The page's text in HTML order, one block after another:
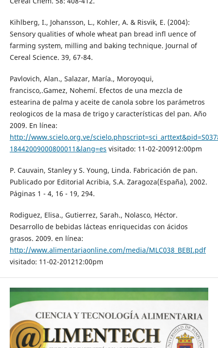
Kihlberg, I., Johansson, L., Kohler, A. & Risvik, E. (2004):
Sensory qualities of whole wheat pan bread infl uence of
farming system, milling and baking technique. Journal of
Cereal Science. 39, 67-84.
Pavlovich, Alan., Salazar, María., Moroyoqui,
francisco,.Gamez, Nohemí. Efectos de una mezcla de
estearina de palma y aceite de canola sobre los parámetros
reologicos de la masa de trigo y características del pan. Año
2009. En línea:
http://www.scielo.org.ve/
18442009000800011&lang=es visitado: 11-02-200912:00pm
P. Cauvain, Stanley y S. Young, Linda. Fabricación de pan.
Publicado por Editorial Acribia, S.A. Zaragoza(España), 2002.
Páginas 1 - 4, 16 - 19, 294.
Rodiguez, Elisa., Gutierrez, Sarah., Nolasco, Héctor.
Desarrollo de bebidas lácteas enriquecidas con ácidos
grasos. 2009. en línea:
http://www.alimentariaonline.com/media/MLC038_BEBI.pdf
visitado: 11-02-201212:00pm